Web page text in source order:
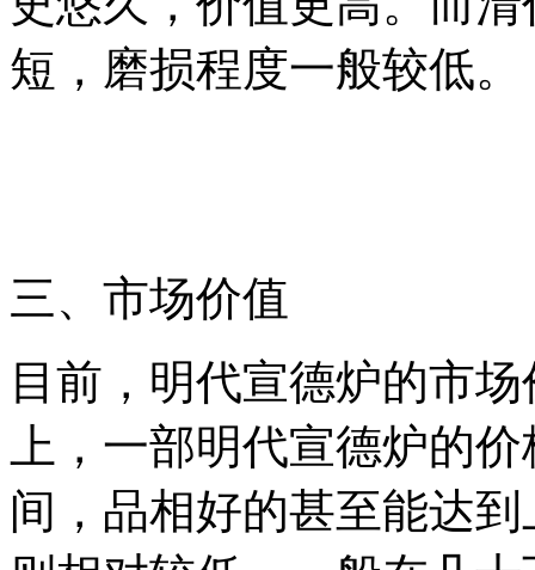
短，磨损程度一般较低。
三、市场价值
目前，明代宣德炉的市
上，一部明代宣德炉的
间，品相好的甚至能达